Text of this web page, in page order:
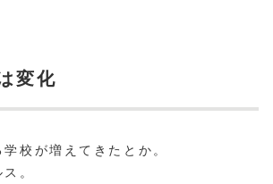
変化
校が増えてきたとか。
。